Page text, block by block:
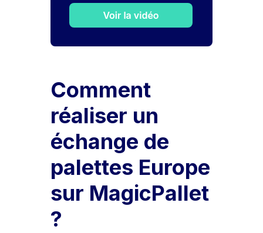
Comment
réaliser un
échange de
palettes Europe
sur MagicPallet
?